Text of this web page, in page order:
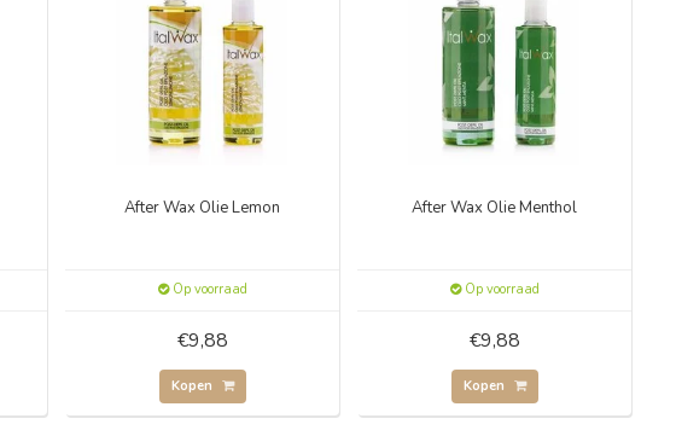
After Wax Olie Lemon
Op voorraad
€9,88
Kopen
After Wax Olie Menthol
Op voorraad
€9,88
Kopen